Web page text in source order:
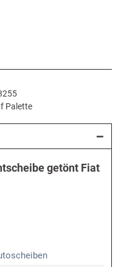
Palette
getönt Fiat